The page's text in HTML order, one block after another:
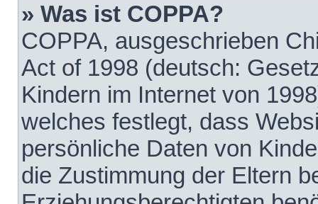
» Was ist COPPA?
COPPA, ausgeschrieben
Act of 1998 (deutsch:
Kindern im Internet von
welches festlegt, dass
persönliche Daten von
die Zustimmung der Eltern